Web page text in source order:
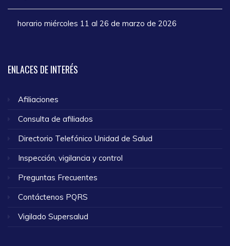
horario miércoles 11 al 26 de marzo de 2026
ENLACES DE INTERÉS
Afiliaciones
Consulta de afiliados
Directorio Telefónico Unidad de Salud
Inspección, vigilancia y control
Preguntas Frecuentes
Contáctenos PQRS
Vigilado Supersalud